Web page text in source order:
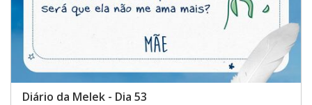
Diário da Melek - Dia 53